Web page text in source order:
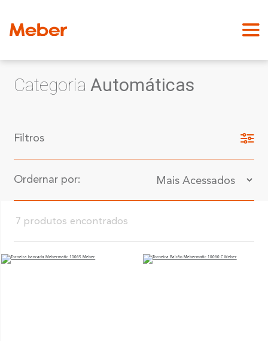
CategoriaAutomáticas
Filtros
7 produtos encontrados
Ordernar por: